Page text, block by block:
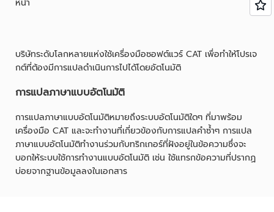
หน้า
บริษัทระดับโลกหลายแห่งใช้เครื่องมือซอฟต์แวร์ CAT เพื่อทำให้โปรเจ
กต์ที่ต้องมีการแปลดำเนินการไปได้โดยอัตโนมัติ
การแปลภาษาแบบอัตโนมัติ
การแปลภาษาแบบอัตโนมัติหมายถึงระบบอัตโนมัติใดๆ ที่มาพร้อม
เครื่องมือ CAT และจะทำงานที่เกี่ยวข้องกับการแปลคำซ้ำๆ การแปล
ภาษาแบบอัตโนมัติทำงานร่วมกับทริกเกอร์ที่ฝังอยู่ในข้อความซึ่งจะ
บอกให้ระบบใช้การทำงานแบบอัตโนมัติ เช่น ใช้แทรกข้อความที่ปรากฏ
บ่อยจากฐานข้อมูลลงในเอกสาร